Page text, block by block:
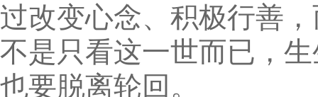
过改变心念、积极行善
不是只看这一世而已，
也要脱离轮回。